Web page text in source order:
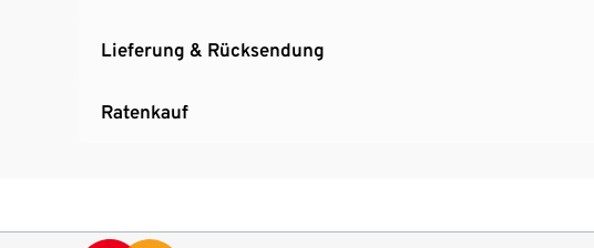
Lieferung & Rücksendung
Ratenkauf